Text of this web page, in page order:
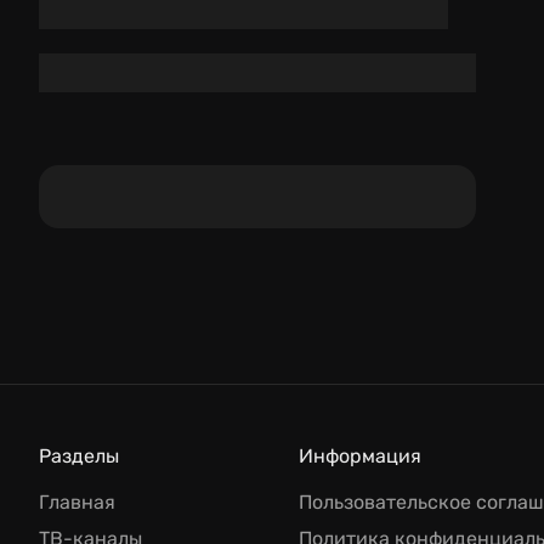
Разделы
Главная
ТВ-каналы
Информация
Пользовательское
Политика